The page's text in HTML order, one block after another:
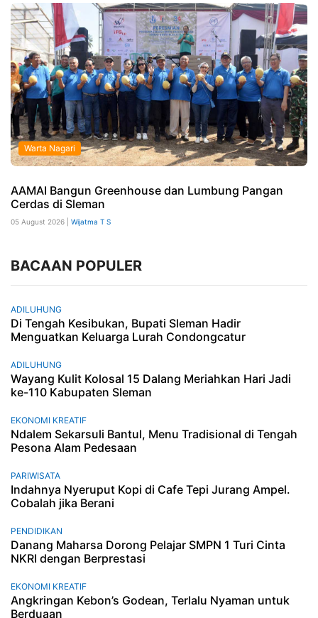
Warta Nagari
AAMAI Bangun Greenhouse dan Lumbung Pangan
Cerdas di Sleman
05 August 2026 | Wijatma T S
BACAAN POPULER
ADILUHUNG
Di Tengah Kesibukan, Bupati Sleman Hadir
Menguatkan Keluarga Lurah Condongcatur
ADILUHUNG
Wayang Kulit Kolosal 15 Dalang Meriahkan Hari Jadi
ke-110 Kabupaten Sleman
EKONOMI KREATIF
Ndalem Sekarsuli Bantul, Menu Tradisional di Tengah
Pesona Alam Pedesaan
PARIWISATA
Indahnya Nyeruput Kopi di Cafe Tepi Jurang Ampel.
Cobalah jika Berani
PENDIDIKAN
Danang Maharsa Dorong Pelajar SMPN 1 Turi Cinta
NKRI dengan Berprestasi
EKONOMI KREATIF
Angkringan Kebon’s Godean, Terlalu Nyaman untuk
Berduaan